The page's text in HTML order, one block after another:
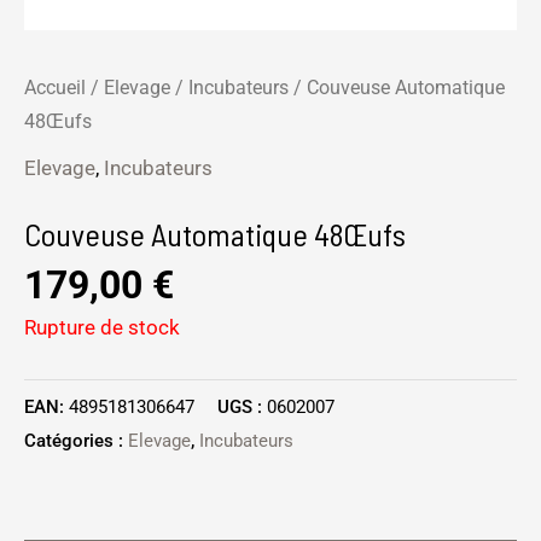
Accueil / Elevage / Incubateurs / Couveuse Automatique
48Œufs
Elevage, Incubateurs
Couveuse Automatique 48Œufs
179,00 €
Rupture de stock
EAN: 4895181306647 UGS : 0602007
Catégories : Elevage, Incubateurs